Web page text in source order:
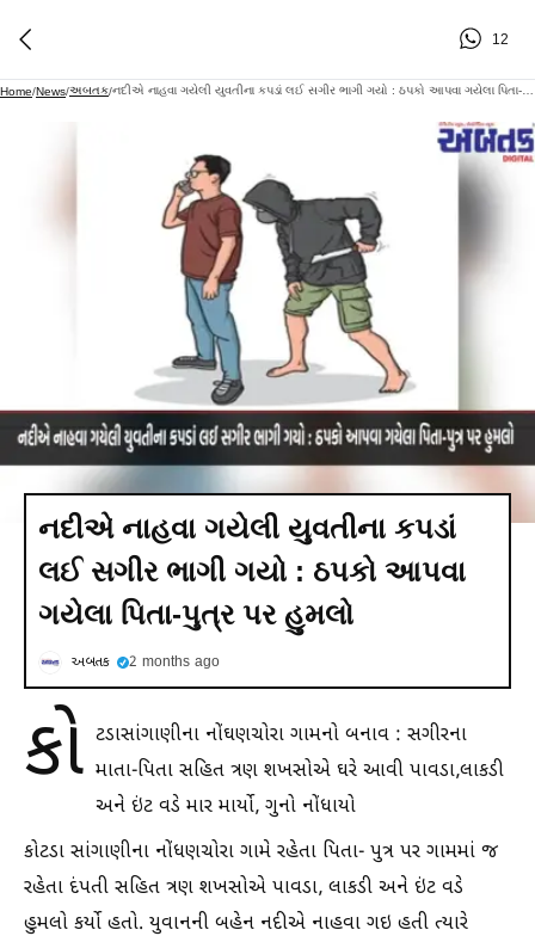
12
Home/News/અબતક/
નદીએ નાહવા ગયેલી યુવતીના કપડાં
લઈ સગીર ભાગી ગયો : ઠપકો આપવા
ગયેલા પિતા-પુત્ર પર હુમલો
અબતક 2 months ago
કો ટડાસાંગાણીના નોંઘણચોરા ગામનો બનાવ : સગીરના
માતા-પિતા સહિત ત્રણ શખસોએ ઘરે આવી પાવડા,લાકડી
અને ઇંટ વડે માર માર્યો, ગુનો નોંધાયો
કોટડા સાંગાણીના નોંધણચોરા ગામે રહેતા પિતા- પુત્ર પર ગામમાં જ
રહેતા દંપતી સહિત ત્રણ શખસોએ પાવડા, લાકડી અને ઇંટ વડે
હુમલો કર્યો હતો. યુવાનની બહેન નદીએ નાહવા ગઇ હતી ત્યારે